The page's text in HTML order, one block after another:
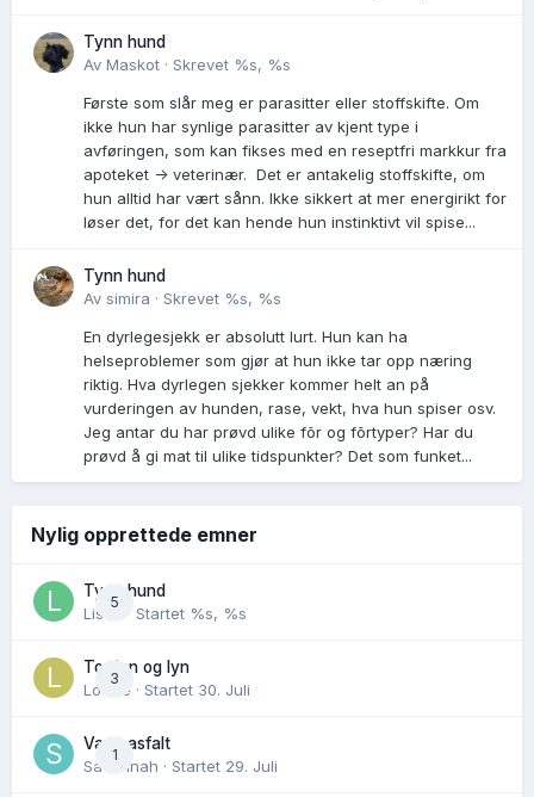
Tynn hund
Av Maskot · Skrevet %s, %s
Første som slår meg er parasitter eller stoffskifte. Om
ikke hun har synlige parasitter av kjent type i
avføringen, som kan fikses med en reseptfri markkur fra
apoteket -> veterinær. Det er antakelig stoffskifte, om
hun alltid har vært sånn. Ikke sikkert at mer energirikt for
løser det, for det kan hende hun instinktivt vil spise...
Tynn hund
Av simira · Skrevet %s, %s
En dyrlegesjekk er absolutt lurt. Hun kan ha
helseproblemer som gjør at hun ikke tar opp næring
riktig. Hva dyrlegen sjekker kommer helt an på
vurderingen av hunden, rase, vekt, hva hun spiser osv.
Jeg antar du har prøvd ulike fõr og fõrtyper? Har du
prøvd å gi mat til ulike tidspunkter? Det som funket...
Nylig opprettede emner
5
Tynn hund
Lisen
· Startet %s, %s
3
Torden og lyn
Lovise · Startet 30. Juli
1
Varm asfalt
Savannah · Startet 29. Juli